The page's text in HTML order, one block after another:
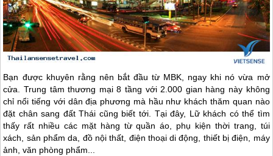
Bạn được khuyên rằng nên bắt đầu từ MBK, ngay khi nó vừa mở
cửa. Trung tâm thương mại 8 tầng với 2.000 gian hàng này không
chỉ nổi tiếng với dân địa phương mà hầu như khách thăm quan nào
đặt chân sang đất Thái cũng biết tới. Tại đây, Lữ khách có thể tìm
thấy rất nhiều các mặt hàng từ quần áo, phụ kiện thời trang, túi
xách, sản phẩm da, đồ nội thất, điện thoại di động, thiết bị điện, máy
ảnh, văn phòng phẩm...